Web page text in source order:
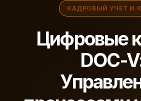
КАДРОВЫЙ УЧЕТ И
Цифровые
DOC-